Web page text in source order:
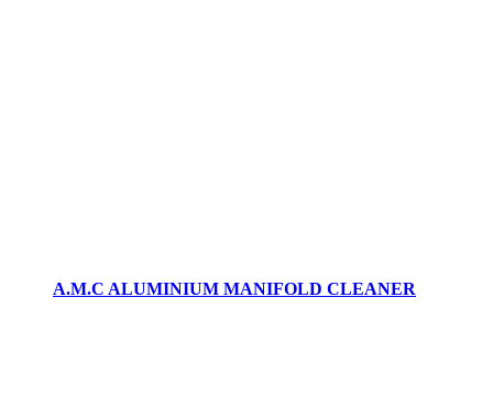
A.M.C ALUMINIUM MANIFOLD CLEANER